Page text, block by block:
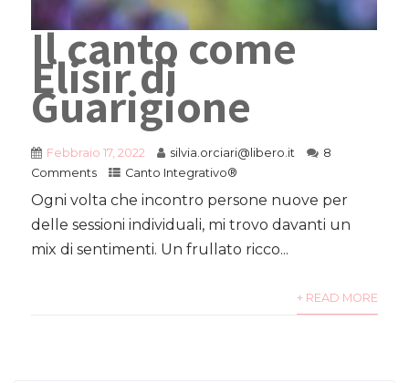
Il canto come
Elisir di
Guarigione
Febbraio 17, 2022 silvia.orciari@libero.it
8
Comments
Canto Integrativo®
Ogni volta che incontro persone nuove per
delle sessioni individuali, mi trovo davanti un
mix di sentimenti. Un frullato ricco...
+ READ MORE